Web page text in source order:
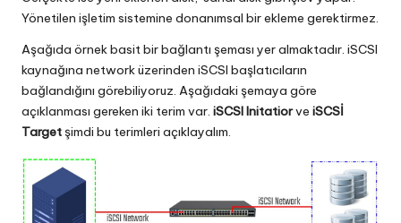
Yönetilen işletim sistemine donanımsal bir ekleme gerektirmez.
Aşağıda örnek basit bir bağlantı şeması yer almaktadır. iSCSI
kaynağına network üzerinden iSCSI başlatıcıların
bağlandığını görebiliyoruz. Aşağıdaki şemaya göre
açıklanması gereken iki terim var. iSCSI Initatiorve iSCSİ
Target şimdi bu terimleri açıklayalım.